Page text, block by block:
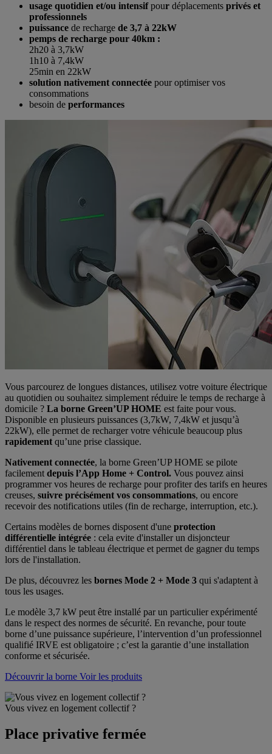
usage quotidien et/ou intensifpour déplacements privés et
professionnels
puissance de recharge de 3,7 à 22kW
pemps de recharge pour 40km :
2h20 à 3,7kW
1h10 à 7,4kW
25min en 22kW
solution nativement connectée pour optimiser vos
consommations
besoin de performances
Vous parcourez de longues distances, utilisez votre voiture électrique
au quotidien ou souhaitez simplement réduire le temps de recharge à
domicile ? La borne Green’UP HOME est faite pour vous.
Disponible en plusieurs puissances (3,7kW, 7,4kW et jusqu’à
22kW), elle permet de recharger votre véhicule beaucoup plus
rapidement qu’une prise classique.
Nativement connectée, la borne Green’UP HOME se pilote
facilement depuis l’App Home + Control. Vous pouvez ainsi
programmer vos heures de recharge pour profiter des tarifs en heures
creuses, suivre précisément vos consommations, ou encore
recevoir des notifications utiles (fin de recharge, interruption, etc.).
Certains modèles de bornes disposent d'une protection
différentielle intégrée : cela evite d'installer un disjoncteur
différentiel dans le tableau électrique et permet de gagner du temps
lors de l'installation.
De plus, découvrez les bornes Mode 2 + Mode 3 qui s'adaptent à
tous les usages.
Le modèle 3,7 kW peut être installé par un particulier expérimenté
dans le respect des normes de sécurité. En revanche, pour toute
borne d’une puissance supérieure, l’intervention d’un professionnel
qualifié IRVE est obligatoire ; c’est la garantie d’une installation
conforme et sécurisée.
Découvrir la borne Voir les produits
Vous vivez en logement collectif ?
Place privative fermée